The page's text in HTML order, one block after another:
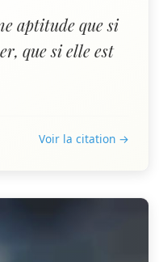
aptitude que si
que si elle est
Voir la citation →